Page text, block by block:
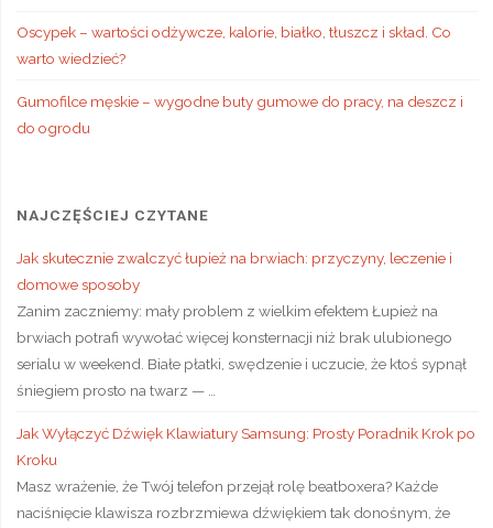
Oscypek – wartości odżywcze, kalorie, białko, tłuszcz i skład. Co
warto wiedzieć?
Gumofilce męskie – wygodne buty gumowe do pracy, na deszcz i
do ogrodu
NAJCZĘŚCIEJ CZYTANE
Jak skutecznie zwalczyć łupież na brwiach: przyczyny, leczenie i
domowe sposoby
Zanim zaczniemy: mały problem z wielkim efektem Łupież na
brwiach potrafi wywołać więcej konsternacji niż brak ulubionego
serialu w weekend. Białe płatki, swędzenie i uczucie, że ktoś sypnął
śniegiem prosto na twarz — …
Jak Wyłączyć Dźwięk Klawiatury Samsung: Prosty Poradnik Krok po
Kroku
Masz wrażenie, że Twój telefon przejął rolę beatboxera? Każde
naciśnięcie klawisza rozbrzmiewa dźwiękiem tak donośnym, że